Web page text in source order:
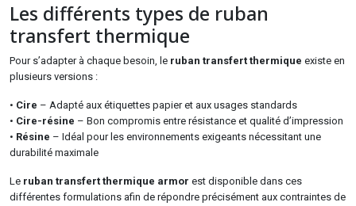
Les différents types de ruban
transfert thermique
Pour s’adapter à chaque besoin, le ruban transfert thermique existe en
plusieurs versions :
• Cire – Adapté aux étiquettes papier et aux usages standards
• Cire-résine – Bon compromis entre résistance et qualité d’impression
• Résine – Idéal pour les environnements exigeants nécessitant une
durabilité maximale
Le ruban transfert thermique armor est disponible dans ces
différentes formulations afin de répondre précisément aux contraintes de